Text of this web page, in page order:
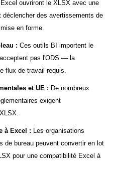
ouvriront le XLSX avec une
déclencher des avertissements de
en forme.
: Ces outils BI importent le
pas l'ODS — la
flux de travail requis.
et UE : De nombreux
exigent
à Excel : Les organisations
de bureau peuvent convertir en lot
pour une compatibilité Excel à